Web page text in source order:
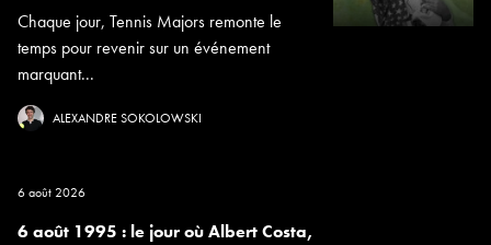
Chaque jour, Tennis Majors remonte le
temps pour revenir sur un événement
marquant...
ALEXANDRE SOKOLOWSKI
6 août 2026
6 août 1995 : le jour où Albert Costa,